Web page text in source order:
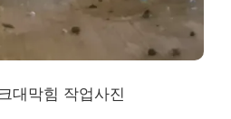
대막힘 작업사진